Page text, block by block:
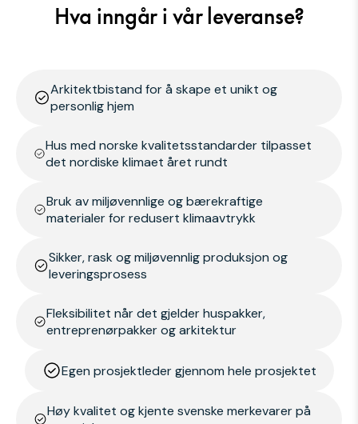
Hva inngår i vår leveranse?
Arkitektbistand for å skape et unikt og
personlig hjem
Hus med norske kvalitetsstandarder tilpasset
det nordiske klimaet året rundt
Bruk av miljøvennlige og bærekraftige
materialer for redusert klimaavtrykk
Sikker, rask og miljøvennlig produksjon og
leveringsprosess
Fleksibilitet når det gjelder huspakker,
entreprenørpakker og arkitektur
Egen prosjektleder gjennom hele prosjektet
Høy kvalitet og kjente svenske merkevarer på